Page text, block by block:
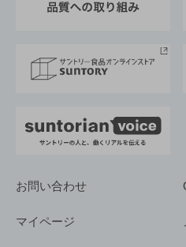
採用情報
お問い合わせ
マイページ